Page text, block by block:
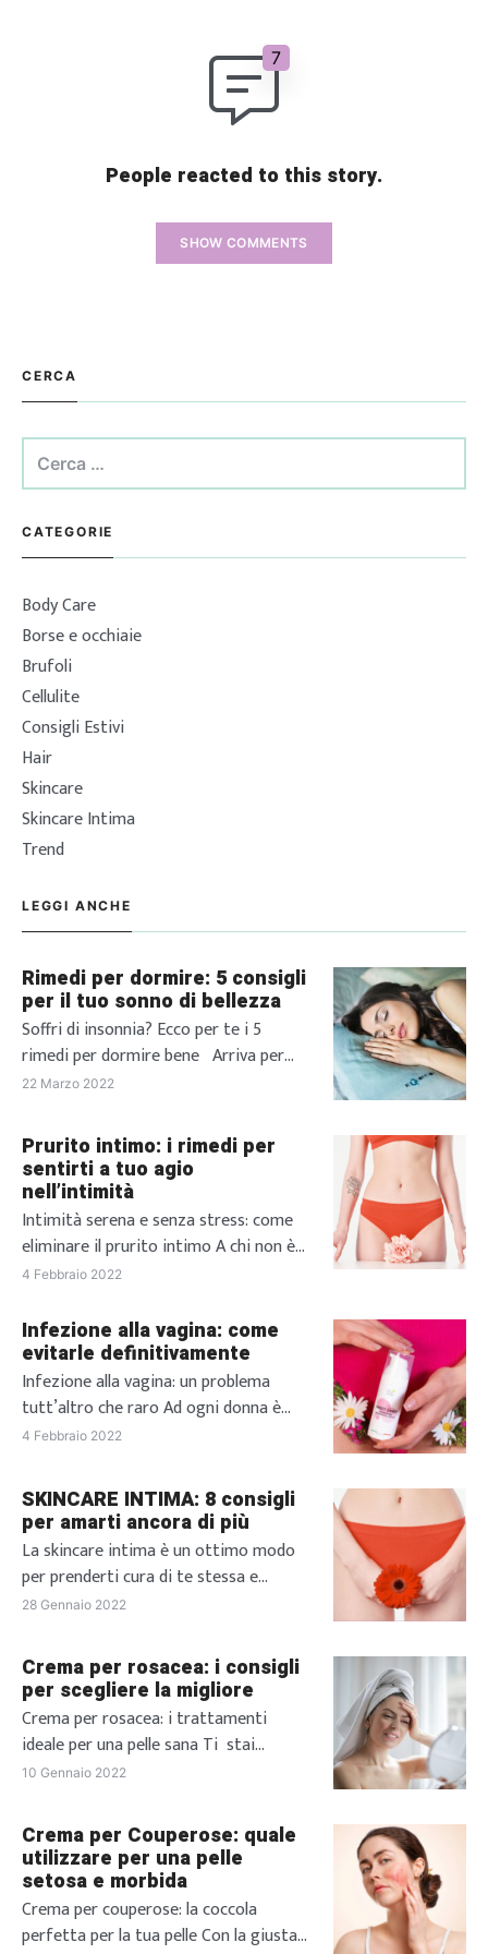
People reacted to this story.
SHOW COMMENTS
CERCA
Ricerca
per:
CATEGORIE
Body Care
Borse e occhiaie
Brufoli
Cellulite
Consigli Estivi
Hair
Skincare
Skincare Intima
Trend
LEGGI ANCHE
Rimedi per dormire: 5 consigli
per il tuo sonno di bellezza
Soffri di insonnia? Ecco per te i 5
rimedi per dormire bene Arriva per
tutti quel fatidico momento della
a dormire, attenendo con ansia il
momento in cui potrai finalmente
posare la testa sul cuscino e,
puntualmente passi la notte a girarti e
rigirarti nel letto […]
22 Marzo 2022
Prurito intimo: i rimedi per
sentirti a tuo agio
nell’intimità
Intimità serena e senza stress: come
eliminare il prurito intimo A chi non è
mai capitato di soffrire di prurito
peggiorare la situazione può essere la
sua comparsa in momenti particolari.
Capita, infatti, a molte donne di
soffrire di irritazioni, prudore intimo e
bruciore, tutte situazioni che
4 Febbraio 2022
Infezione alla vagina: come
evitarle definitivamente
Infezione alla vagina: un problema
tutt’altro che raro Ad ogni donna è
capitato, almeno una volta nella vita, di
infezioni intime possono avere le
cause più disparate e interessano un
gran numero di donne, soprattutto in
età riproduttiva. In questo articolo,
approfondiremo proprio il tema delle
infezioni vaginali, parlando delle […]
4 Febbraio 2022
SKINCARE INTIMA: 8 consigli
per amarti ancora di più
La skincare intima è un ottimo modo
per prenderti cura di te stessa e
amarti ogni giorno sempre di più ❤️
“V-Beauty” ovvero la routine di
bellezza e benessere vaginale, è
diventata negli ultimi anni un vero
trend che va di pari passo con
l’empower femminile e il […]
28 Gennaio 2022
Crema per rosacea: i consigli
per scegliere la migliore
Crema per rosacea: i trattamenti
ideale per una pelle sana Ti stai
chiedendo quale sia la miglior crema
esperti per scegliere quella più adatta
alle tue esigenze. La rosacea è un
arrossamento della pelle del viso
particolarmente frequente nelle donne
dalla pelle molto chiara. Si tratta di un
10 Gennaio 2022
Crema per Couperose: quale
utilizzare per una pelle
setosa e morbida
Crema per couperose: la coccola
perfetta per la tua pelle Con la giusta